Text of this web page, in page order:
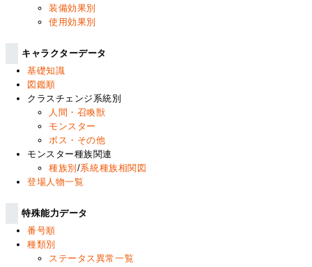
装備効果別
使用効果別
キャラクターデータ
基礎知識
図鑑順
クラスチェンジ系統別
人間・召喚獣
モンスター
ボス・その他
モンスター種族関連
種族別/系統種族相関図
登場人物一覧
特殊能力データ
番号順
種類別
ステータス異常一覧